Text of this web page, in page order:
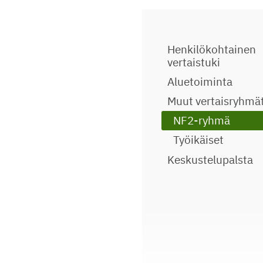
Henkilökohtainen
vertaistuki
Aluetoiminta
Muut
NF2-ryhmä
Työikäiset
Keskustelupalsta